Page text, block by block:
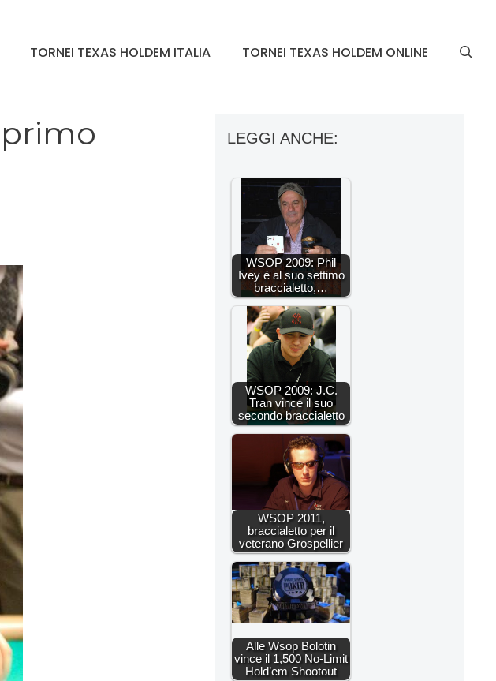
TORNEI TEXAS HOLDEM ITALIA TORNEI TEXAS HOLDEM ONLINE
LEGGI ANCHE:
WSOP 2009: Phil
Ivey è al suo settimo
braccialetto,…
WSOP 2009: J.C.
Tran vince il suo
secondo braccialetto
WSOP 2011,
braccialetto per il
veterano Grospellier
Alle Wsop Bolotin
vince il 1,500 No-Limit
Hold’em Shootout